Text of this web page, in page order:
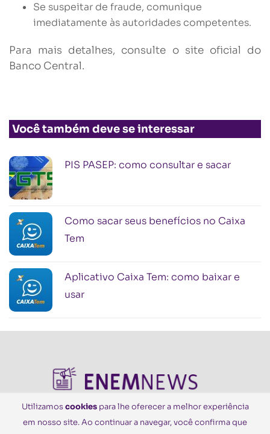
Se suspeitar de fraude, comunique
imediatamente às autoridades competentes.
Para mais detalhes, consulte o site oficial do
Banco Central.
Você também deve se interessar
PIS PASEP: como consultar e sacar
Como sacar seus benefícios no Caixa
Tem
Aplicativo Caixa Tem: como baixar e
usar
© Todos os Direitos Reservados
Utilizamoscookiespara lhe oferecer a melhor experiência
em nosso site. Ao continuar a navegar, você confirma que